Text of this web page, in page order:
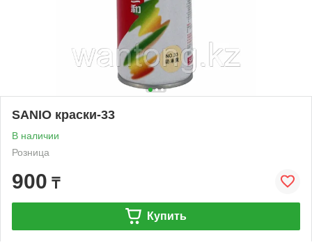
SANIO краски-33
В наличии
Розница
900 ₸
Купить